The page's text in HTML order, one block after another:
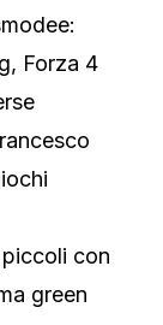
Forza 4
piccoli con
green